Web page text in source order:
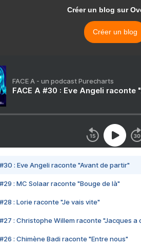
Créer un blog sur
Créer un blog
FACE A - un podcast Purecharts
FACE A #30 : Eve Angeli raconte
#30 : Eve Angeli raconte "Avant de partir"
#29 : MC Solaar raconte "Bouge de là"
#28 : Lorie raconte "Je vais vite"
#27 : Christophe Willem raconte "Jacques a
#26 : Chimène Badi raconte "Entre nous"